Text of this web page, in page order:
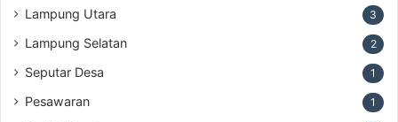
Lampung Utara 3
Lampung Selatan 2
Seputar Desa 1
Pesawaran 1